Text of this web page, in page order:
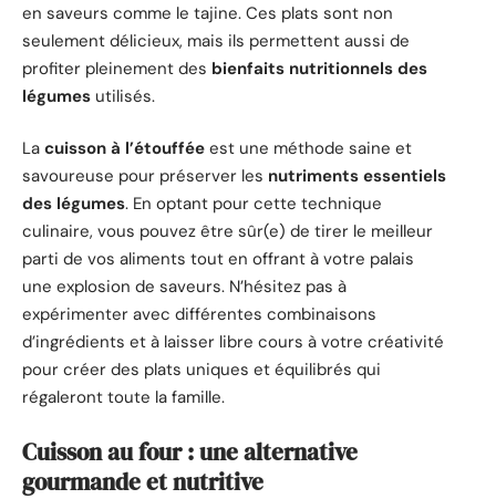
en saveurs comme le tajine. Ces plats sont non
seulement délicieux, mais ils permettent aussi de
profiter pleinement des bienfaits nutritionnels des
légumes utilisés.
La cuisson à l’étouffée est une méthode saine et
savoureuse pour préserver les nutriments essentiels
des légumes. En optant pour cette technique
culinaire, vous pouvez être sûr(e) de tirer le meilleur
parti de vos aliments tout en offrant à votre palais
une explosion de saveurs. N’hésitez pas à
expérimenter avec différentes combinaisons
d’ingrédients et à laisser libre cours à votre créativité
pour créer des plats uniques et équilibrés qui
régaleront toute la famille.
Cuisson au four : une alternative
gourmande et nutritive